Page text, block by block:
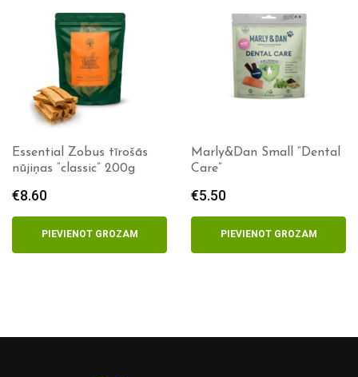
Marly&Dan Small “Dental
Care”
€5.50
PIEVIENOT GROZAM
Yora Dental sticks 270g
PIEVIENOT GROZAM